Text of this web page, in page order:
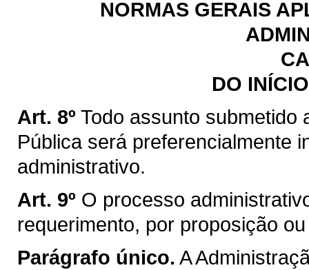
NORMAS GERAIS
DO
Art. 8º Todo assunto submetido
Pública será preferencialmente
administrativo.
Art. 9º O processo
requerimento, por proposição
Parágrafo único. A